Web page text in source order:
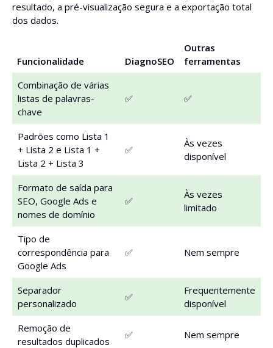
resultado, a pré-visualização segura e a exportação total
dos dados.
Funcionalidade DiagnoSEO
Outras
ferramentas
Combinação de várias
listas de palavras-
chave
✅ ✅
Padrões como Lista 1
+ Lista 2 e Lista 1 +
Lista 2 + Lista 3
✅
Às vezes
disponível
Formato de saída para
SEO, Google Ads e
nomes de domínio
✅
Às vezes
limitado
Tipo de
correspondência para
Google Ads
✅ Nem sempre
Separador
personalizado
✅
Frequentemente
disponível
Remoção de
resultados duplicados
✅ Nem sempre